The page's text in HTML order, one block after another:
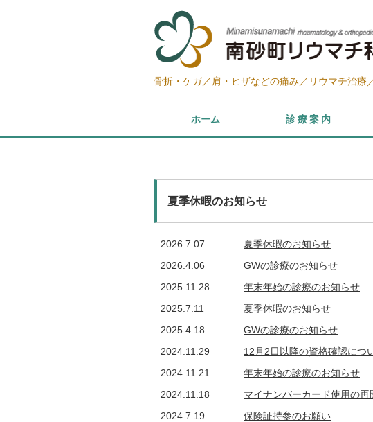
骨折・ケガ／肩・ヒザなどの痛み／リウマチ治療
ホーム 診療案内
夏季休暇のお知らせ
2026.7.07
夏季休暇のお知らせ
2026.4.06
GWの診療のお知らせ
2025.11.28
年末年始の診療のお知らせ
2025.7.11
夏季休暇のお知らせ
2025.4.18
GWの診療のお知らせ
2024.11.29
12月2日以降の資格確認につ
2024.11.21
年末年始の診療のお知らせ
2024.11.18
マイナンバーカード使用の再
2024.7.19
保険証持参のお願い